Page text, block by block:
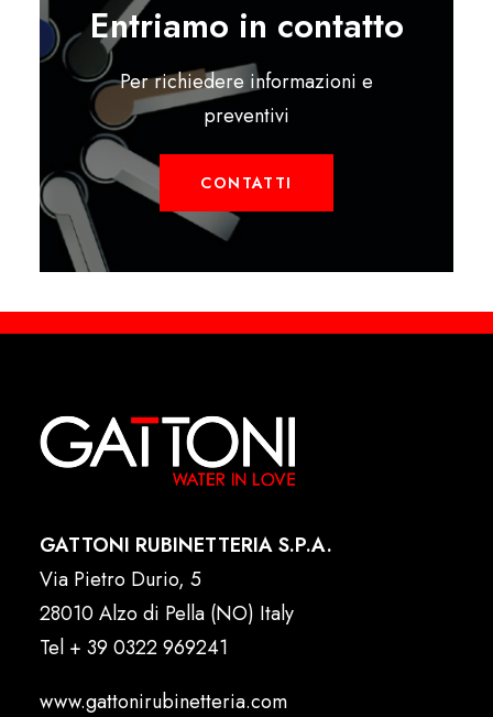
Entriamo in contatto
Per richiedere informazioni e
preventivi
CONTATTI
GATTONI RUBINETTERIA S.P.A.
Via Pietro Durio, 5
28010 Alzo di Pella (NO) Italy
Tel + 39 0322 969241
www.gattonirubinetteria.com